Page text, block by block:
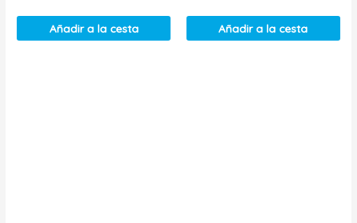
Añadir a la cesta Añadir a la cesta